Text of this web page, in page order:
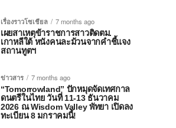
เรื่องราวโซเชียล
7 months ago
เผยสาเหตุข้าราชการสาวติดตม.
เกาหลีใต้ หนังคนละม้วนจากคำชี้แจง
สถานทูตฯ
ข่าวสาร
7 months ago
“Tomorrowland” ปักหมุดจัดเทศกาล
ดนตรีในไทย วันที่ 11-13 ธันวาคม
2026 ณ Wisdom Valley พัทยา เปิดลง
ทะเบียน 8 มกราคมนี้!